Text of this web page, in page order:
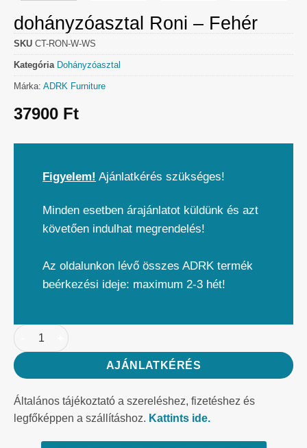
dohányzóasztal Roni – Fehér
SKU CT-RON-W-WS
Kategória Dohányzóasztal
Márka: ADRK Furniture
37900 Ft
Figyelem! Ajánlatkérés szükséges!
Minden esetben árajánlatot küldünk és azt
követően indulhat megrendelés!
Az oldalunkon lévő összes ADRK termék
beérkezési ideje: maximum 2-3 hét!
AJÁNLATKÉRÉS
Általános tájékoztató a szereléshez, fizetéshez és
legfőképpen a szállításhoz. Kattints ide.